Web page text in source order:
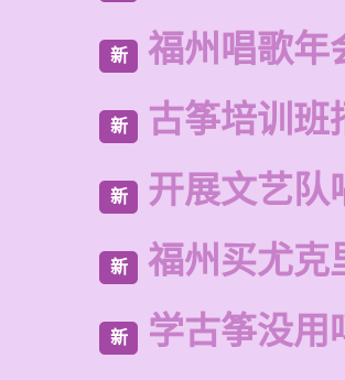
新 福州唱歌年
新 古筝培训班
新 开展文艺队
新 福州买尤克
新 学古筝没用